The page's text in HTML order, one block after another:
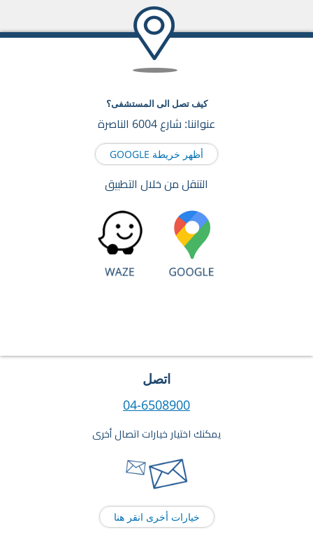
كيف تصل الى المستشفى؟
عنواننا: شارع 6004 الناصرة
أظهر خريطة GOOGLE
التنقل من خلال التطبيق
اتصل
04-6508900
يمكنك اختيار خيارات اتصال أخرى
خيارات أخرى انقر هنا